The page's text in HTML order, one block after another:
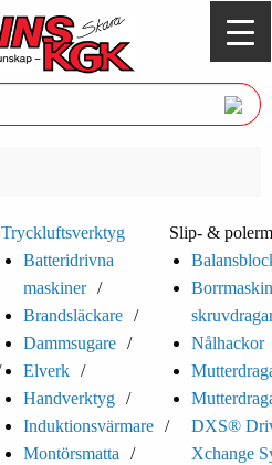
Tryckluftsverktyg
Batteridrivna
maskiner
Brandsläckare
Dammsugare
Elverk
Handverktyg
Induktionsvärmare
Montörsmatta
Slip- &
Nålhackor
DXS®
Xchange